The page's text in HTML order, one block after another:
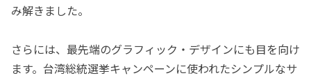
み解きました。
さらには、最先端のグラフィック・デザインにも目を向け
ます。台湾総統選挙キャンペーンに使われたシンプルなサ